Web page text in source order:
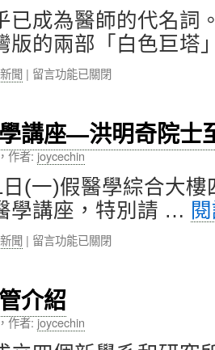
中
服
務
成
果
發
會〉
中
借
調
擔
任
行
衛
生
署
際
合
處
中
已成為醫師的代名詞
版的兩部「白色巨
聞 | 在
主
題
故
事
巡
迴
展
白
袍
事
特
展〉
留言功能已關閉
講座—洪明奇院士
作者: joycechin
(一)假醫學綜合大
學講座，特別請 …
聞 | 在
生
物
醫
學
留言功能已關閉
介紹
作者: joycechin